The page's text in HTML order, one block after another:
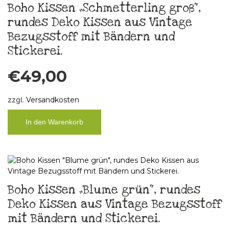
Boho Kissen „Schmetterling groß“,
rundes Deko Kissen aus Vintage
Bezugsstoff mit Bändern und
Stickerei.
€49,00
zzgl. Versandkosten
In den Warenkorb
Boho Kissen „Blume grün“, rundes
Deko Kissen aus Vintage Bezugsstoff
mit Bändern und Stickerei.